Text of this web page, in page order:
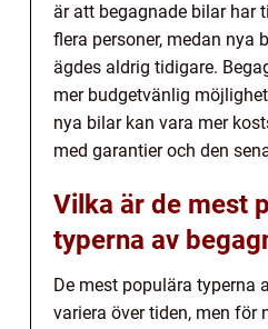
är att begagnade bilar har
flera personer, medan nya
ägdes aldrig tidigare.
mer budgetvänlig
nya bilar kan vara mer
med garantier och den
Vilka är de mest
typerna av
De mest populära typerna
variera över tiden, men för